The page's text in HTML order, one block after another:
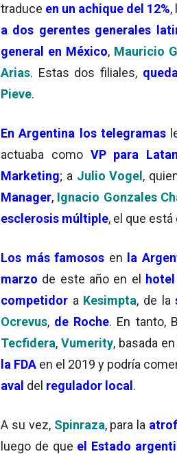
traduce en un achique del 12%,
a dos gerentes generales
general en México, Mauricio
Arias. Estas dos filiales,
Pieve.
En Argentina los telegramas
actuaba comoVP para
Marketing; a Julio Vogel,
Manager, Ignacio Gonzales
esclerosis múltiple, el que
Los más famosos en la
marzo de este año en el
competidor a Kesimpta, de la
Ocrevus, de Roche. En tanto,
Tecfidera, Vumerity, basada en
la FDA en el 2019 y podría
aval del regulador local.
A su vez, Spinraza, para la
luego de que el Estado